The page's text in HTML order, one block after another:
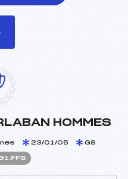
HOMMES
23/01/05 GS